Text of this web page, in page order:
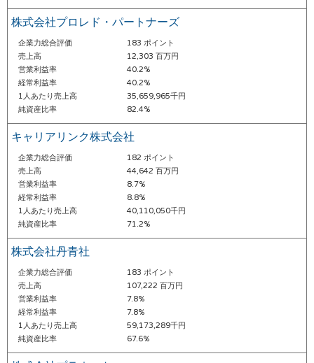
株式会社プロレド・パートナーズ
企業力総合評価
183 ポイント
売上高
12,303 百万円
営業利益率
40.2%
経常利益率
40.2%
1人あたり売上高
35,659,965千円
純資産比率
82.4%
キャリアリンク株式会社
企業力総合評価
182 ポイント
売上高
44,642 百万円
営業利益率
8.7%
経常利益率
8.8%
1人あたり売上高
40,110,050千円
純資産比率
71.2%
株式会社丹青社
企業力総合評価
183 ポイント
売上高
107,222 百万円
営業利益率
7.8%
経常利益率
7.8%
1人あたり売上高
59,173,289千円
純資産比率
67.6%